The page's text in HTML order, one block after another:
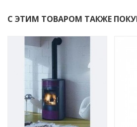
С ЭТИМ ТОВАРОМ ТАКЖЕ